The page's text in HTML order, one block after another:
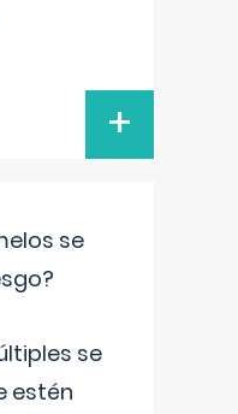
+
se
se
estén